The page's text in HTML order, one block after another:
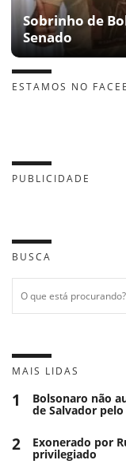
Sobrinho de
Senado
ESTAMOS NO
PUBLICIDADE
BUSCA
MAIS LIDAS
1 Bolsonaro não
de Salvador
2 Exonerado por
privilegiado